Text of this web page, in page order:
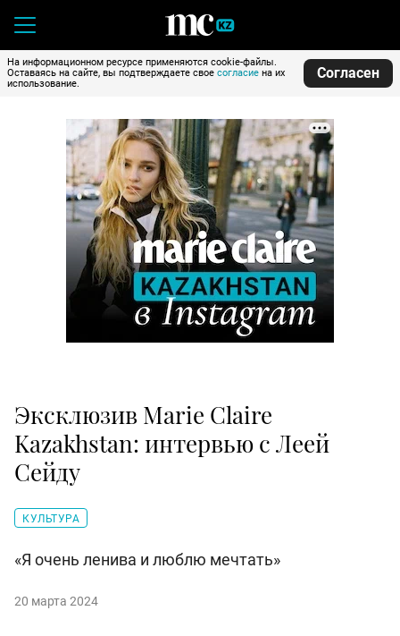
На информационном ресурсе применяются cookie-файлы.
Оставаясь на сайте, вы подтверждаете свое согласие на их
использование.
Согласен
Эксклюзив Marie Claire
Kazakhstan: интервью с Леей
Сейду
КУЛЬТУРА
«Я очень ленива и люблю мечтать»
20 марта 2024